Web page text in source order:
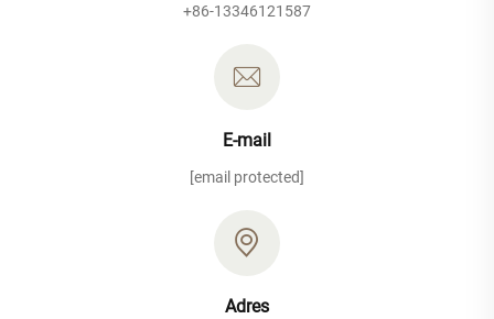
+86-13346121587
E-mail
[email protected]
Adres